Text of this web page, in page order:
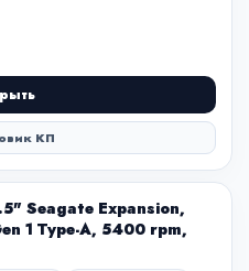
КП
Seagate Expansion,
1 Type-A, 5400 rpm,